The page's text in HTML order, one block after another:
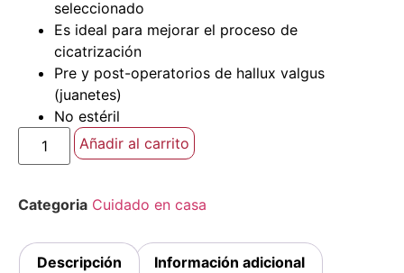
seleccionado
Es ideal para mejorar el proceso de
cicatrización
Pre y post-operatorios de hallux valgus
(juanetes)
No estéril
Añadir al carrito
Categoria Cuidado en casa
Descripción Información adicional